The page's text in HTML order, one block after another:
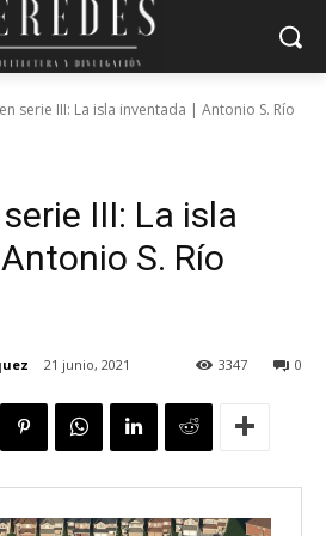
serie III: La isla inventada | Antonio S. Río
III: La isla
S. Río
21 junio, 2021 0
3347